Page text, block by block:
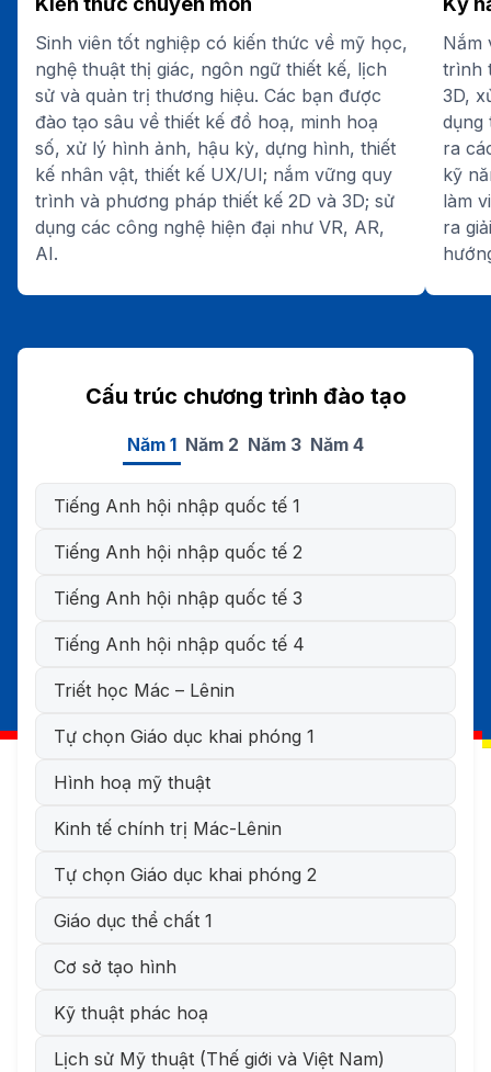
Sinh viên tốt nghiệp có kiến thức về mỹ học,
nghệ thuật thị giác, ngôn ngữ thiết kế, lịch
sử và quản trị thương hiệu. Các bạn được
đào tạo sâu về thiết kế đồ hoạ, minh hoạ
số, xử lý hình ảnh, hậu kỳ, dựng hình, thiết
kế nhân vật, thiết kế UX/UI; nắm vững quy
trình và phương pháp thiết kế 2D và 3D; sử
dụng các công nghệ hiện đại như VR, AR,
AI.
Nắm
trình
3D,
dụng
ra
kỹ
làm
ra
Cấu trúc chương trình đào tạo
Năm 1 Năm 2 Năm 3 Năm 4
Tiếng Anh hội nhập quốc tế 1
Tiếng Anh hội nhập quốc tế 2
Tiếng Anh hội nhập quốc tế 3
Tiếng Anh hội nhập quốc tế 4
Triết học Mác – Lênin
Tự chọn Giáo dục khai phóng 1
Hình hoạ mỹ thuật
Kinh tế chính trị Mác-Lênin
Tự chọn Giáo dục khai phóng 2
Giáo dục thể chất 1
Cơ sở tạo hình
Kỹ thuật phác hoạ
Lịch sử Mỹ thuật (Thế giới và Việt Nam)